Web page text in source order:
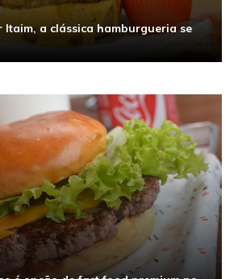
Itaim, a clássica hamburgueria se